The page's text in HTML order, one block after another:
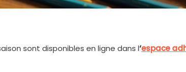
sont disponibles en ligne dans l‘espace